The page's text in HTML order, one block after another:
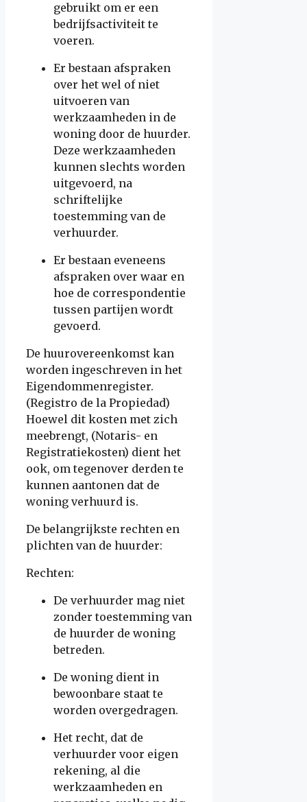
gebruikt om er een
bedrijfsactiviteit te
voeren.
Er bestaan afspraken
over het wel of niet
uitvoeren van
werkzaamheden in de
woning door de huurder.
Deze werkzaamheden
kunnen slechts worden
uitgevoerd, na
schriftelijke
toestemming van de
verhuurder.
Er bestaan eveneens
afspraken over waar en
hoe de correspondentie
tussen partijen wordt
gevoerd.
De huurovereenkomst kan
worden ingeschreven in het
Eigendommenregister.
(Registro de la Propiedad)
Hoewel dit kosten met zich
meebrengt, (Notaris- en
Registratiekosten) dient het
ook, om tegenover derden te
kunnen aantonen dat de
woning verhuurd is.
De belangrijkste rechten en
plichten van de huurder:
Rechten:
De verhuurder mag niet
zonder toestemming van
de huurder de woning
betreden.
De woning dient in
bewoonbare staat te
worden overgedragen.
Het recht, dat de
verhuurder voor eigen
rekening, al die
werkzaamheden en